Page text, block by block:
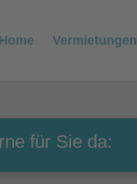
Home Vermietungen
für Sie da: